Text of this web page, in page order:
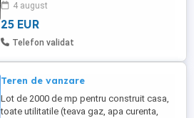
Brăila, și 10 km de la Dunărea mall Galați.
Terenul are 28,5 ...
4 august
25 EUR
Telefon validat
Teren de vanzare
Lot de 2000 de mp pentru construit casa,
toate utilitatile (teava gaz, apa curenta,